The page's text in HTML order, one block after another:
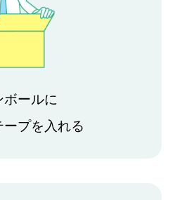
ボールに
ープを入れる